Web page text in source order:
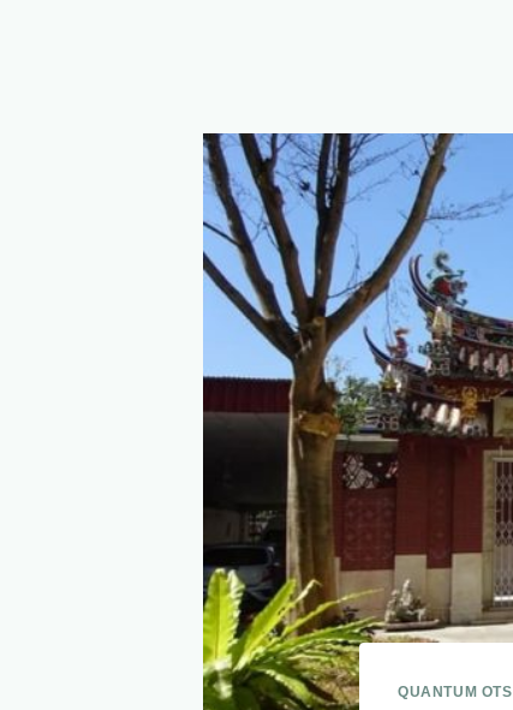
QUANTUM OTS